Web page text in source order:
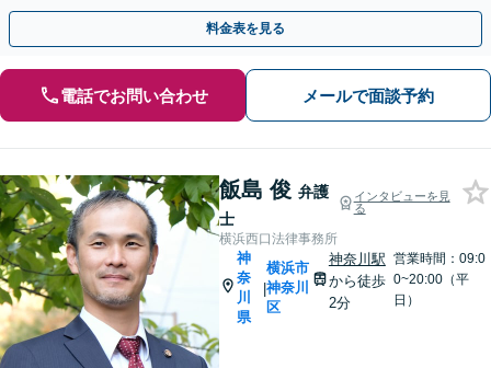
料金表を見る
電話でお問い合わせ メールで面談予約
飯島 俊 弁護
士
インタビューを見
る
横浜西口法律事務所
神
奈
川
県
|
横浜市
神奈川
区
神奈川駅
から徒歩
2分
営業時間：09:0
0~20:00（平
日）